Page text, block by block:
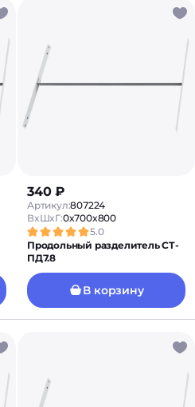
340 ₽
Артикул:807224
ВxШxГ:0x700x800
5.0
Продольный разделитель СТ-
ПД7.8
В корзину